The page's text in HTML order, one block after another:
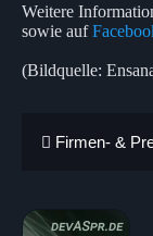
Weitere
sowie auf
(Bildquelle:
Firmen- &